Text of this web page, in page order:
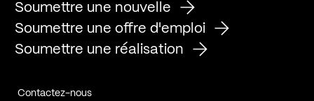
Soumettre une nouvelle
Soumettre une offre d'emploi
Soumettre une réalisation
Contactez-nous